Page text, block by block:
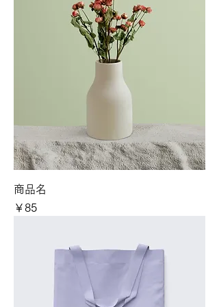
商品名
価格
￥85